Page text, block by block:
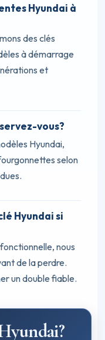
Hyundai à
des clés
à démarrage
et
vous?
Hyundai,
selon
Hyundai si
nous
de la perdre.
un double fiable.